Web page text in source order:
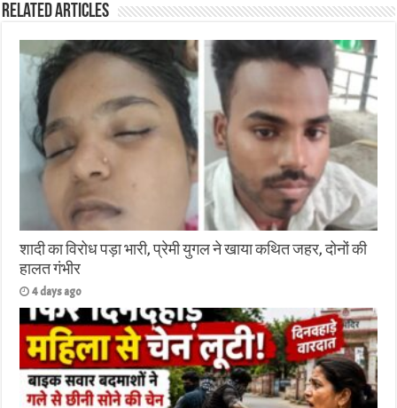
Related Articles
शादी का विरोध पड़ा भारी, प्रेमी युगल ने खाया कथित जहर, दोनों की
हालत गंभीर
4 days ago